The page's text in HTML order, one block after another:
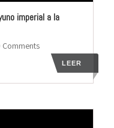
imperial a la
Comments
LEER